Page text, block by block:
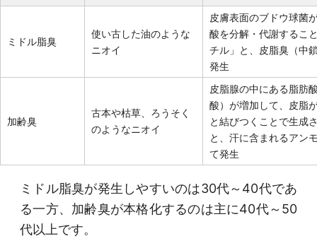
ミドル脂臭
使い古した油のような
ニオイ
皮膚表面のブドウ球菌
酸を分解・代謝するこ
チル」と、皮脂臭（中
発生
加齢臭
古本や枯草、ろうそく
のようなニオイ
皮脂腺の中にある脂肪
酸）が増加して、皮脂
と結びつくことで生成
と、汗に含まれるアン
て発生
ミドル脂臭が発生しやすいのは30代～40代であ
る一方、加齢臭が本格化するのは主に40代～50
代以上です。